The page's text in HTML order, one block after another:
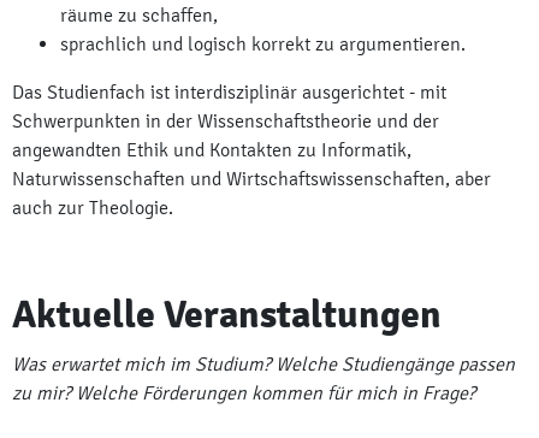
räume zu schaffen,
sprachlich und logisch korrekt zu argumentieren.
Das Studienfach ist interdisziplinär ausgerichtet - mit
Schwerpunkten in der Wissenschaftstheorie und der
angewandten Ethik und Kontakten zu Informatik,
Naturwissenschaften und Wirtschaftswissenschaften, aber
auch zur Theologie.
Aktuelle Veranstaltungen
Was erwartet mich im Studium? Welche Studiengänge passen
zu mir? Welche Förderungen kommen für mich in Frage?